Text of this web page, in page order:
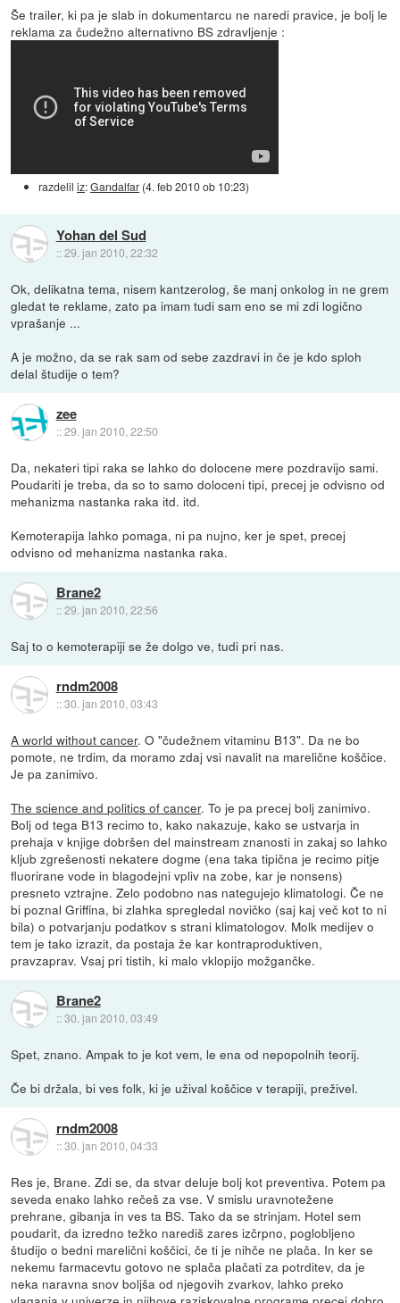
Še trailer, ki pa je slab in dokumentarcu ne naredi pravice, je bolj le
reklama za čudežno alternativno BS zdravljenje :
razdeliliz:Gandalfar (4. feb 2010 ob 10:23)
Yohan del Sud
::29. jan 2010, 22:32
Ok, delikatna tema, nisem kantzerolog, še manj onkolog in ne grem
gledat te reklame, zato pa imam tudi sam eno se mi zdi logično
vprašanje ...
A je možno, da se rak sam od sebe zazdravi in če je kdo sploh
delal študije o tem?
zee
::29. jan 2010, 22:50
Da, nekateri tipi raka se lahko do dolocene mere pozdravijo sami.
Poudariti je treba, da so to samo doloceni tipi, precej je odvisno od
mehanizma nastanka raka itd. itd.
Kemoterapija lahko pomaga, ni pa nujno, ker je spet, precej
odvisno od mehanizma nastanka raka.
Brane2
::29. jan 2010, 22:56
Saj to o kemoterapiji se že dolgo ve, tudi pri nas.
rndm2008
::30. jan 2010, 03:43
A world without cancer. O "čudežnem vitaminu B13". Da ne bo
pomote, ne trdim, da moramo zdaj vsi navalit na marelične koščice.
Je pa zanimivo.
The science and politics of cancer. To je pa precej bolj zanimivo.
Bolj od tega B13 recimo to, kako nakazuje, kako se ustvarja in
prehaja v knjige dobršen del mainstream znanosti in zakaj so lahko
kljub zgrešenosti nekatere dogme (ena taka tipična je recimo pitje
fluorirane vode in blagodejni vpliv na zobe, kar je nonsens)
presneto vztrajne. Zelo podobno nas nategujejo klimatologi. Če ne
bi poznal Griffina, bi zlahka spregledal novičko (saj kaj več kot to ni
bila) o potvarjanju podatkov s strani klimatologov. Molk medijev o
tem je tako izrazit, da postaja že kar kontraproduktiven,
pravzaprav. Vsaj pri tistih, ki malo vklopijo možgančke.
Brane2
::30. jan 2010, 03:49
Spet, znano. Ampak to je kot vem, le ena od nepopolnih teorij.
Če bi držala, bi ves folk, ki je užival koščice v terapiji, preživel.
rndm2008
::30. jan 2010, 04:33
Res je, Brane. Zdi se, da stvar deluje bolj kot preventiva. Potem pa
seveda enako lahko rečeš za vse. V smislu uravnotežene
prehrane, gibanja in ves ta BS. Tako da se strinjam. Hotel sem
poudarit, da izredno težko narediš zares izčrpno, poglobljeno
študijo o bedni marelični koščici, če ti je nihče ne plača. In ker se
nekemu farmacevtu gotovo ne splača plačati za potrditev, da je
neka naravna snov boljša od njegovih zvarkov, lahko preko